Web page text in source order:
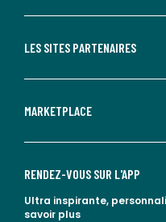
LES SITES PARTENAIRES
MARKETPLACE
RENDEZ-VOUS SUR L'APP
Ultra inspirante,
savoir plus